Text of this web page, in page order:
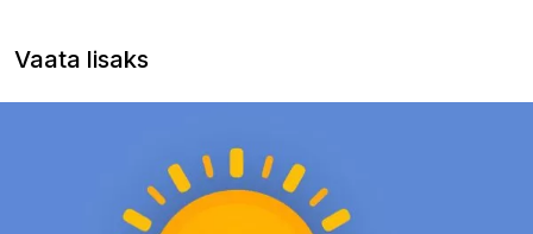
Vaata lisaks